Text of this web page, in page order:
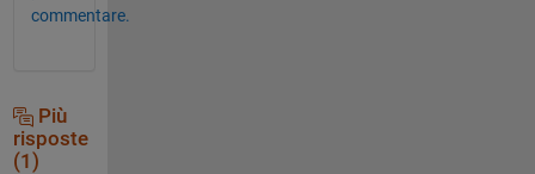
commentare.
Più
risposte
(1)